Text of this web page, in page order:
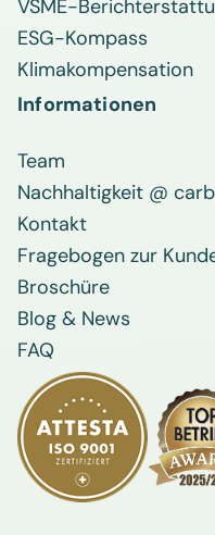
VSME-
ESG-Kompass
Klimakompensation
Informationen
Team
Nachhaltigkeit @
Kontakt
Fragebogen zur
Broschüre
Blog & News
FAQ